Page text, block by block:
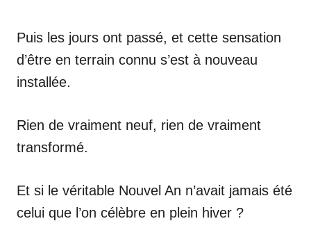
Puis les jours ont passé, et cette sensation
d’être en terrain connu s’est à nouveau
installée.
Rien de vraiment neuf, rien de vraiment
transformé.
Et si le véritable Nouvel An n’avait jamais été
celui que l’on célèbre en plein hiver ?